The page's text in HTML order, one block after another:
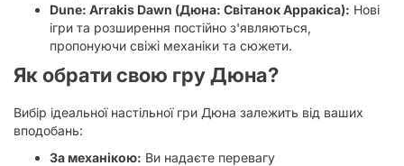
Dune: Arrakis Dawn (Дюна: Світанок Арракіса): Нові
ігри та розширення постійно з'являються,
пропонуючи свіжі механіки та сюжети.
Як обрати свою гру Дюна?
Вибір ідеальної настільної гри Дюна залежить від ваших
вподобань:
За механікою: Ви надаєте перевагу